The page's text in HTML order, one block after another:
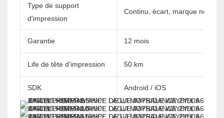
Type de support
d'impression
Continu, écart, marque noire,
Garantie 12 mois
Life de tête d'impression 50 km
SDK Android / iOS